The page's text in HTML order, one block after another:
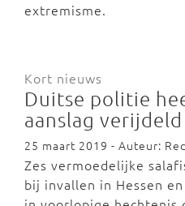
extremisme.
Kort nieuws
Duitse politie
aanslag verijdeld
25 maart 2019 - Auteur:
Zes vermoedelijke
bij invallen in Hessen